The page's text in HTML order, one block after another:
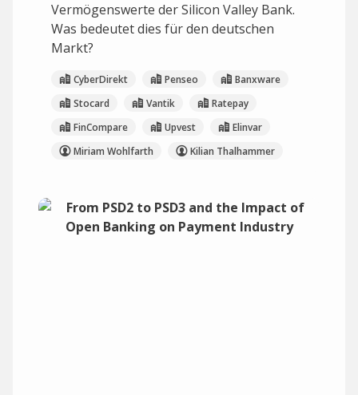
Vermögenswerte der Silicon Valley Bank.
Was bedeutet dies für den deutschen
Markt?
CyberDirekt Penseo
Banxware
Stocard
Vantik
Ratepay
FinCompare
Upvest
Elinvar
Miriam Wohlfarth
Kilian Thalhammer